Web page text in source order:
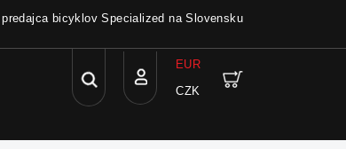
bicyklov Specialized na Slovensku
Hľadať
Prihlásenie
EUR
CZK
košík